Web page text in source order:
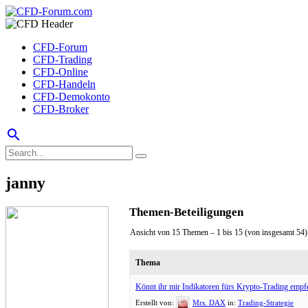
CFD-Forum
CFD-Trading
CFD-Online
CFD-Handeln
CFD-Demokonto
CFD-Broker
search
janny
Themen-Beteiligungen
Ansicht von 15 Themen – 1 bis 15 (von insgesamt 54)
Thema
Könnt ihr mir Indikatoren fürs Krypto-Trading
Erstellt von: Mrs. DAX in: Trading-Strategie